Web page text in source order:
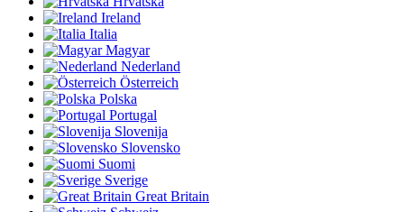
Ireland
Italia
Magyar
Nederland
Österreich
Polska
Portugal
Slovenija
Slovensko
Suomi
Sverige
Great Britain